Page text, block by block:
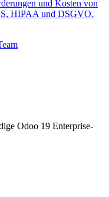
und Kosten von
HIPAA und DSGVO.
Odoo 19 Enterprise-